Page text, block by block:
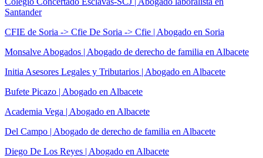
Santander
CFIE de Soria -> Cfie De Soria -> Cfie | Abogado en Soria
Monsalve Abogados | Abogado de derecho de familia en Albacete
Initia Asesores Legales y Tributarios | Abogado en Albacete
Bufete Picazo | Abogado en Albacete
Academia Vega | Abogado en Albacete
Del Campo | Abogado de derecho de familia en Albacete
Diego De Los Reyes | Abogado en Albacete